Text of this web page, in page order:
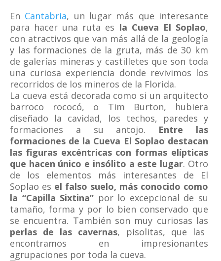
En Cantabria, un lugar más que interesante
para hacer una ruta es la Cueva El Soplao,
con atractivos que van más allá de la geología
y las formaciones de la gruta, más de 30 km
de galerías mineras y castilletes que son toda
una curiosa experiencia donde revivimos los
recorridos de los mineros de la Florida.
La cueva está decorada como si un arquitecto
barroco rococó, o Tim Burton, hubiera
diseñado la cavidad, los techos, paredes y
formaciones a su antojo. Entre las
formaciones de la Cueva El Soplao destacan
las figuras excéntricas con formas elípticas
que hacen único e insólito a este lugar. Otro
de los elementos más interesantes de El
Soplao es el falso suelo, más conocido como
la “Capilla Sixtina” por lo excepcional de su
tamaño, forma y por lo bien conservado que
se encuentra. También son muy curiosas las
perlas de las cavernas, pisolitas, que las
encontramos en impresionantes
agrupaciones por toda la cueva.